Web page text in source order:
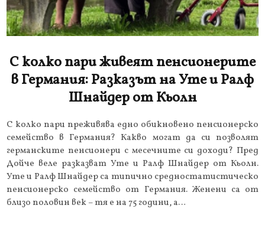
С колко пари живеят пенсионерите
в Германия: Разказът на Уте и Ралф
Шнайдер от Кьолн
С колко пари преживява едно обикновено пенсионерско
семейство в Германия? Какво могат да си позволят
германските пенсионери с месечните си доходи? Пред
Дойче веле разказват Уте и Ралф Шнайдер от Кьолн.
Уте и Ралф Шнайдер са типично средностатистическо
пенсионерско семейство от Германия. Женени са от
близо половин век – тя е на 75 години, а…